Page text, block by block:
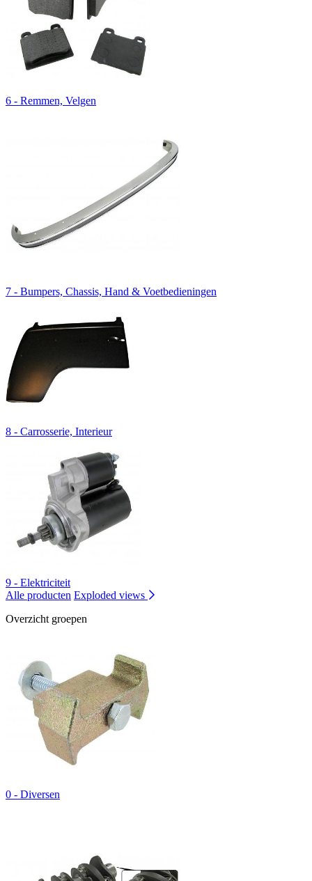
6 - Remmen, Velgen
7 - Bumpers, Chassis, Hand & Voetbedieningen
8 - Carrosserie, Interieur
9 - Elektriciteit
Alle producten Exploded views
Overzicht groepen
0 - Diversen